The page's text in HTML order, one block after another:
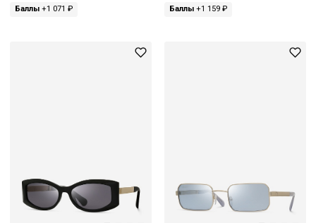
Баллы +1 071 ₽ Баллы+1 159 ₽